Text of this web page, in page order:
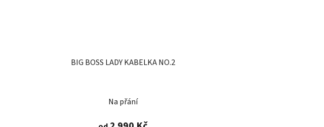
BIG BOSS LADY KABELKA NO.2
Na přání